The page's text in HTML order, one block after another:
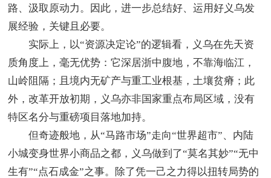
路、汲取原动力。因此，进一步总结好、运用好义乌发
展经验，关键且必要。
实际上，以“资源决定论”的逻辑看，义乌在先天资
质角度上，毫无优势：它深居浙中腹地，不靠海临江，
山岭阻隔；且境内无矿产与重工业根基，土壤贫瘠；此
外，改革开放初期，义乌亦非国家重点布局区域，没有
特区名分与重磅项目落地加持。
但奇迹般地，从“马路市场”走向“世界超市”、内陆
小城变身世界小商品之都，义乌做到了“莫名其妙”“无中
生有”“点石成金”之事。除了凭一己之力得以扭转局势的